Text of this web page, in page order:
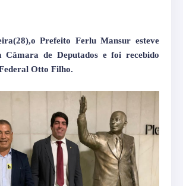
Prefeito Ferlu Mansur esteve
Câmara de Deputados e foi recebido
Otto Filho.